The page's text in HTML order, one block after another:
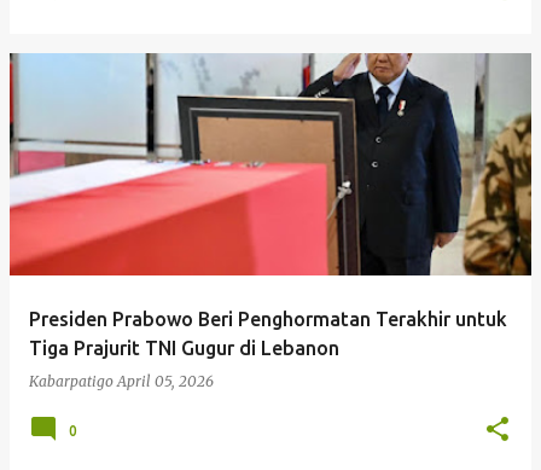
Presiden Prabowo Beri Penghormatan Terakhir untuk
Tiga Prajurit TNI Gugur di Lebanon
Kabarpatigo April 05, 2026
0